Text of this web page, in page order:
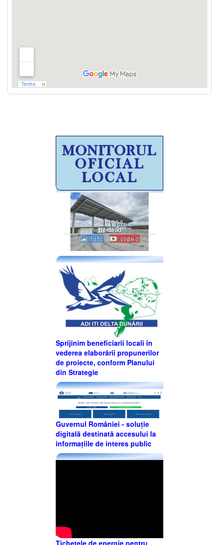
Comuna
Beidaud
foto video
Sprijinim beneficiarii locali în
vederea elaborării propunerilor
de proiecte, conform Planului
din Strategie
Guvernul României - soluție
digitală destinată accesului la
informațiile de interes public